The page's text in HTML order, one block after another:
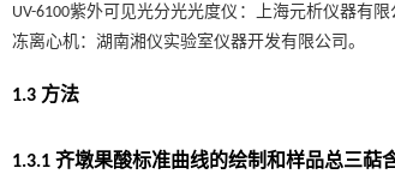
UV-6100紫外可见光分光光度仪：上海元析仪器有
冻离心机：湖南湘仪实验室仪器开发有限公司。
1.3 方法
1.3.1 齐墩果酸标准曲线的绘制和样品总三萜